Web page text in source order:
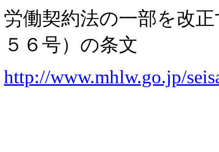
労働契約法の一部を改
５６号）の条文
http://www.mhlw.go.jp/